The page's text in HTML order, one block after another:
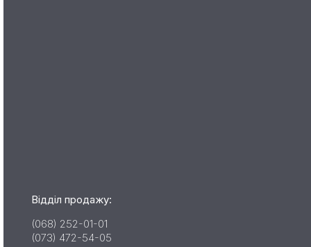
Відділ продажу:
(068) 252-01-01
(073) 472-54-05